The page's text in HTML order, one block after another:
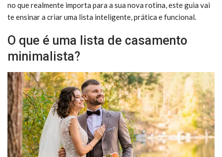
no que realmente importa para a sua nova rotina, este guia vai
te ensinar a criar uma lista inteligente, prática e funcional.
O que é uma lista de casamento
minimalista?